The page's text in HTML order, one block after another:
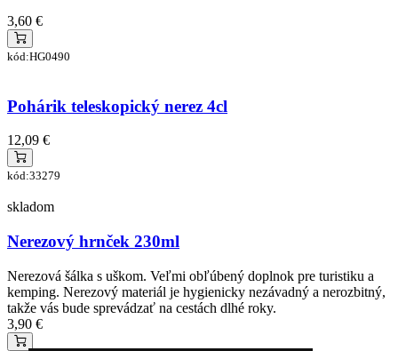
3,60 €
kód:HG0490
Pohárik teleskopický nerez 4cl
12,09 €
kód:33279
skladom
Nerezový hrnček 230ml
Nerezová šálka s uškom. Veľmi obľúbený doplnok pre turistiku a
kemping. Nerezový materiál je hygienicky nezávadný a nerozbitný,
takže vás bude sprevádzať na cestách dlhé roky.
3,90 €